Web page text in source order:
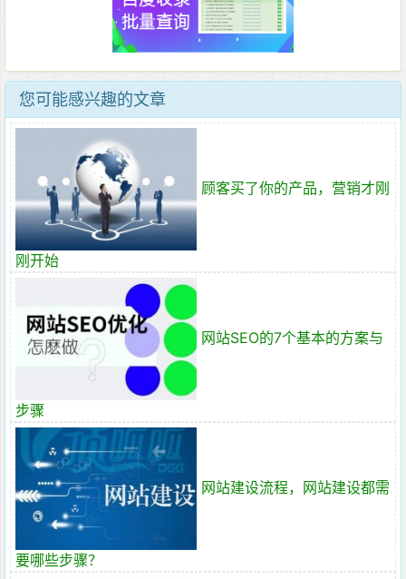
您可能感兴趣的文章
顾客买了你的产品，营销才刚
刚开始
网站SEO的7个基本的方案与
步骤
网站建设流程，网站建设都需
要哪些步骤？